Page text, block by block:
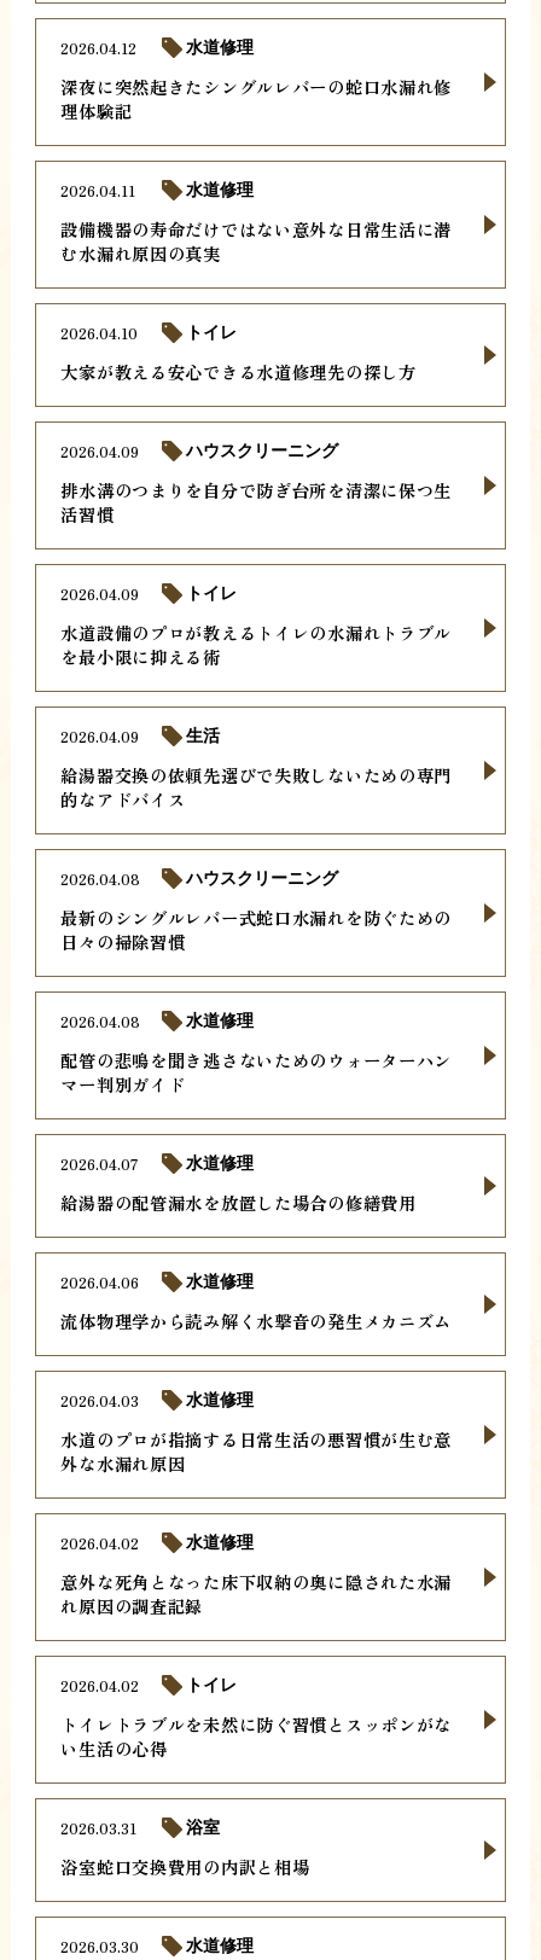
深夜に突然起きたシングルレバーの蛇口水漏れ修
理体験記
2026.04.12 水道修理
設備機器の寿命だけではない意外な日常生活に潜
む水漏れ原因の真実
2026.04.11 水道修理
大家が教える安心できる水道修理先の探し方
2026.04.10 トイレ
排水溝のつまりを自分で防ぎ台所を清潔に保つ生
活習慣
2026.04.09 ハウスクリーニング
水道設備のプロが教えるトイレの水漏れトラブル
を最小限に抑える術
2026.04.09 トイレ
給湯器交換の依頼先選びで失敗しないための専門
的なアドバイス
2026.04.09 生活
最新のシングルレバー式蛇口水漏れを防ぐための
日々の掃除習慣
2026.04.08 ハウスクリーニング
配管の悲鳴を聞き逃さないためのウォーターハン
マー判別ガイド
2026.04.08 水道修理
給湯器の配管漏水を放置した場合の修繕費用
2026.04.07 水道修理
流体物理学から読み解く水撃音の発生メカニズム
2026.04.06 水道修理
水道のプロが指摘する日常生活の悪習慣が生む意
外な水漏れ原因
2026.04.03 水道修理
意外な死角となった床下収納の奥に隠された水漏
れ原因の調査記録
2026.04.02 水道修理
トイレトラブルを未然に防ぐ習慣とスッポンがな
い生活の心得
2026.04.02 トイレ
浴室蛇口交換費用の内訳と相場
2026.03.31 浴室
2026.03.30 水道修理